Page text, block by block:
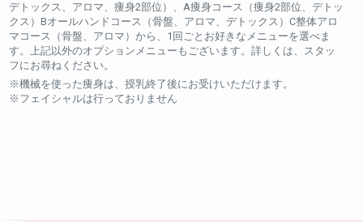
デトックス、アロマ、痩身2部位）、A痩身コース（痩身2部位、デトッ
クス）Bオールハンドコース（骨盤、アロマ、デトックス）C整体アロ
マコース（骨盤、アロマ）から、1回ごとお好きなメニューを選べま
す。上記以外のオプションメニューもございます。詳しくは、スタッ
フにお尋ねください。
※機械を使った痩身は、授乳終了後にお受けいただけます。
※フェイシャルは行っておりません